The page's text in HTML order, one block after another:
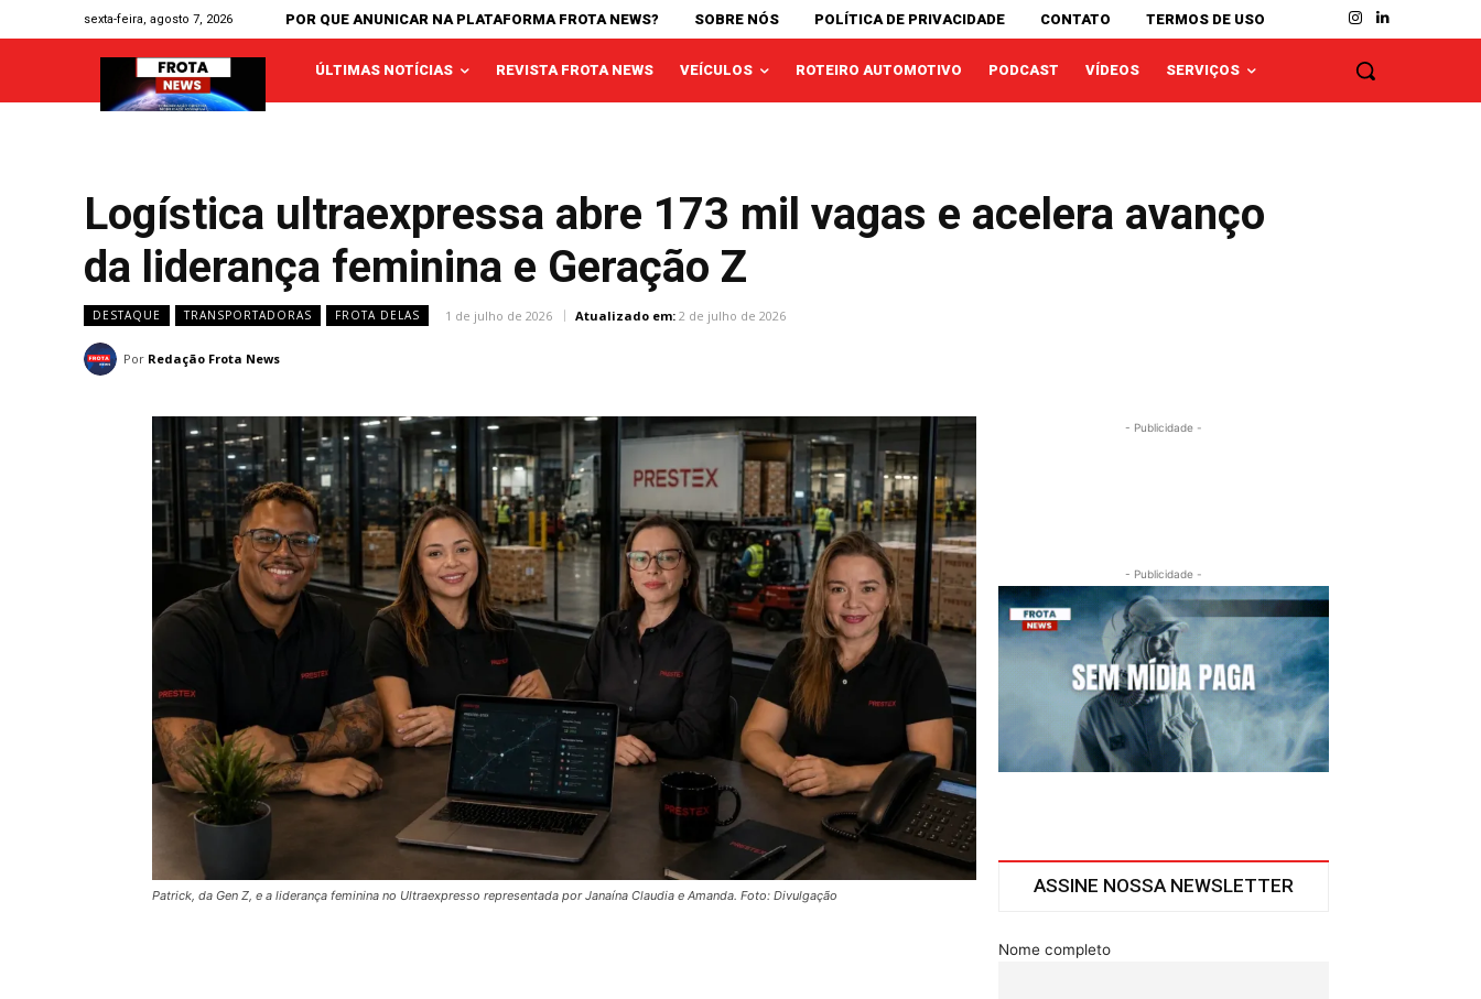
sexta-feira, agosto 7, 2026 POR QUE ANUNICAR NA PLATAFORMA FROTA NEWS? SOBRE NÓS POLÍTICA DE PRIVACIDADE CONTATO TERMOS DE USO
ÚLTIMAS NOTÍCIAS REVISTA FROTA NEWS VEÍCULOS ROTEIRO AUTOMOTIVO PODCAST VÍDEOS SERVIÇOS
Logística ultraexpressa abre 173 mil vagas e acelera avanço
da liderança feminina e Geração Z
DESTAQUE TRANSPORTADORAS FROTA DELAS 1 de julho de 2026 Atualizado em: 2 de julho de 2026
Por Redação Frota News
Patrick, da Gen Z, e a liderança feminina no Ultraexpresso representada por Janaína Claudia e Amanda. Foto: Divulgação
- Publicidade -
- Publicidade -
ASSINE NOSSA NEWSLETTER
Nome completo